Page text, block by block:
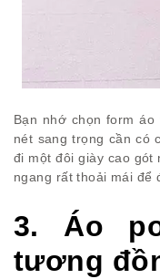
Bạn nhớ chọn form
nét sang trọng cần có
đi một đôi giày cao gót
ngang rất thoải mái để
3. Áo
tương